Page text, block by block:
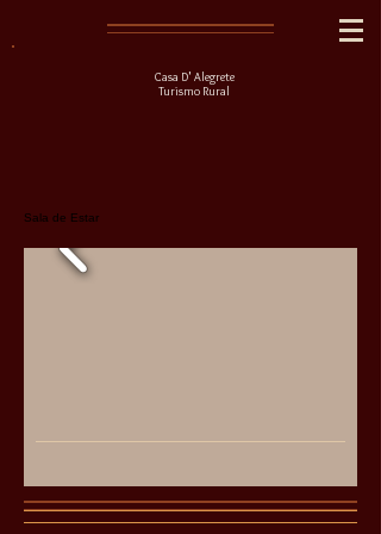
Casa D' Alegrete
Turismo Rural
Sala de Estar